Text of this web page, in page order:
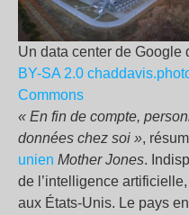
Un data center de Google
BY-SA 2.0
Commons
« En fin de compte,
données chez soi »,
unien Mother Jones.
de l’intelligence
aux États-Unis. Le pays